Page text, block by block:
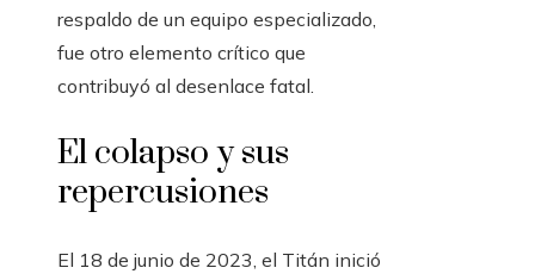
respaldo de un equipo especializado,
fue otro elemento crítico que
contribuyó al desenlace fatal.
El colapso y sus
repercusiones
El 18 de junio de 2023, el Titán inició